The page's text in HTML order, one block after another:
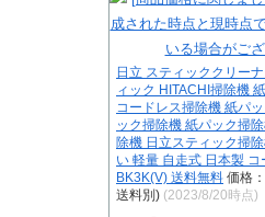
日立 スティッククリー
ィック HITACHI掃除機
コードレス掃除機 紙パ
ック掃除機 紙パック掃
除機 日立スティック掃
い 軽量 自走式 日本製 コ
BK3K(V) 送料無料 価格
送料別) (2023/8/20時点)